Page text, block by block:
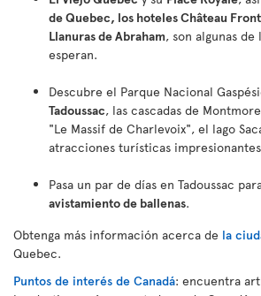
de Quebec, los hoteles Château
Llanuras de Abraham, son algunas
esperan.
Descubre el Parque Nacional
Tadoussac, las cascadas de
"Le Massif de Charlevoix", el lago
atracciones turísticas
Pasa un par de días en Tadoussac
avistamiento de ballenas.
Obtenga más información acerca de la
Quebec.
Puntos de interés de Canadá: encuentra